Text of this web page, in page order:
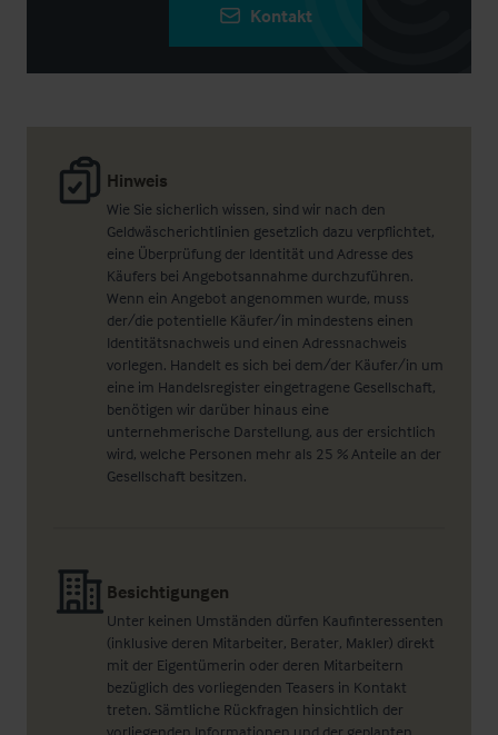
Hinweis
Wie Sie sicherlich wissen, sind wir nach den
Geldwäscherichtlinien gesetzlich dazu verpflichtet,
eine Überprüfung der Identität und Adresse des
Käufers bei Angebotsannahme durchzuführen.
Wenn ein Angebot angenommen wurde, muss
der/die potentielle Käufer/in mindestens einen
Identitätsnachweis und einen Adressnachweis
vorlegen. Handelt es sich bei dem/der Käufer/in um
eine im Handelsregister eingetragene Gesellschaft,
benötigen wir darüber hinaus eine
unternehmerische Darstellung, aus der ersichtlich
wird, welche Personen mehr als 25 % Anteile an der
Gesellschaft besitzen.
Besichtigungen
Unter keinen Umständen dürfen Kaufinteressenten
(inklusive deren Mitarbeiter, Berater, Makler) direkt
mit der Eigentümerin oder deren Mitarbeitern
bezüglich des vorliegenden Teasers in Kontakt
treten. Sämtliche Rückfragen hinsichtlich der
Kontakt